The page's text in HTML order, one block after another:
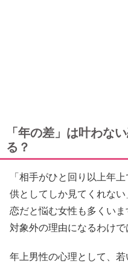
「年の差」は叶わな
る？
「相手がひと回り以上年
供としてしか見てくれな
恋だと悩む女性も多くい
対象外の理由になるわけで
年上男性の心理として、